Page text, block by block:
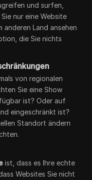
und surfen,
nur eine Website
anderen Land ansehen
die Sie nichts
von regionalen
Sie eine Show
ist? Oder auf
eingeschränkt ist?
Standort ändern
ist, dass es Ihre echte
Websites Sie nicht